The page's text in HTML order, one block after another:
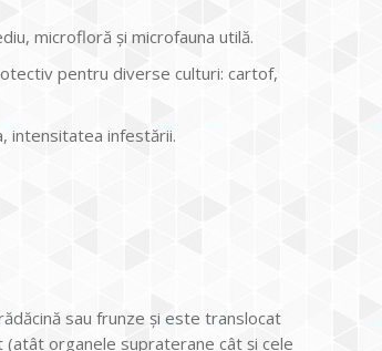
microfloră și microfauna utilă.
pentru diverse culturi: cartof,
intensitatea infestării.
sau frunze și este translocat
organele supraterane cât și cele